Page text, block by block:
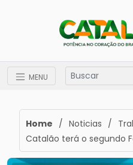
MENU
Home / Noticias /
Catalão terá o segundo